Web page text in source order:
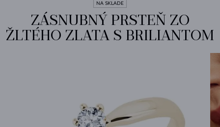
NA SKLADE
ZÁSNUBNÝ PRSTEŇ ZO
ŽLTÉHO ZLATA S BRILIANTOM